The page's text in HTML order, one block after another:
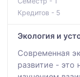
Кредитов - 5
Экология и
Современная
развитие - это